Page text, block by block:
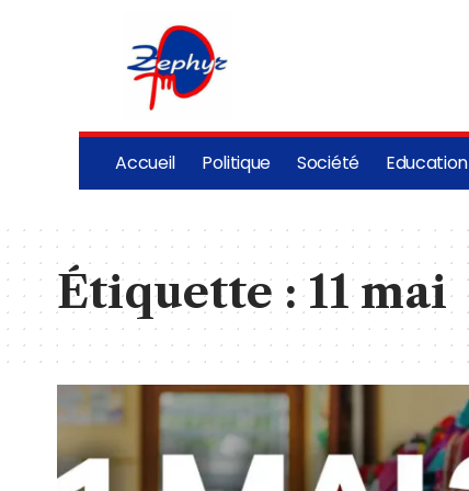
Accueil Politique Société Education
Étiquette :11 mai